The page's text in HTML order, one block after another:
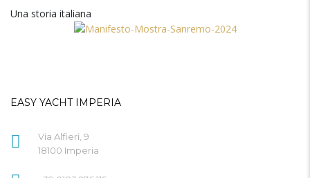
Una storia italiana
EASY YACHT IMPERIA
Via Alfieri, 9
18100 Imperia